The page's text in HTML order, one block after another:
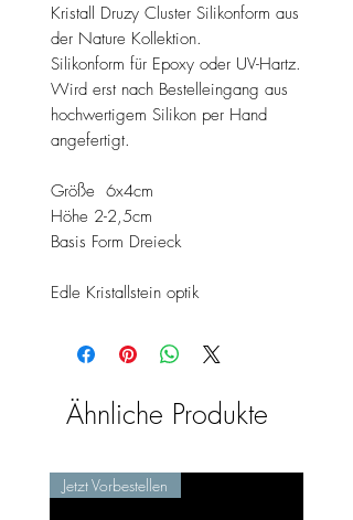
Kristall Druzy Cluster Silikonform aus
der Nature Kollektion.
Silikonform für Epoxy oder UV-Hartz.
Wird erst nach Bestelleingang aus
hochwertigem Silikon per Hand
angefertigt.
Größe 6x4cm
Höhe 2-2,5cm
Basis Form Dreieck
Edle Kristallstein optik
Ähnliche Produkte
Jetzt Vorbestellen